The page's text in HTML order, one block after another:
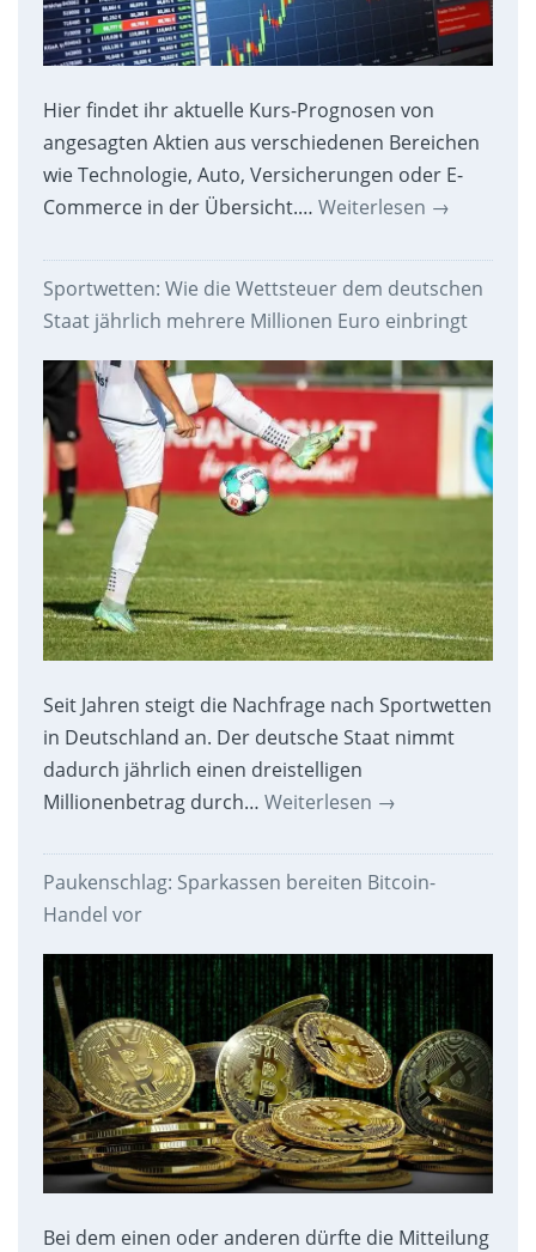
Hier findet ihr aktuelle Kurs-Prognosen von
angesagten Aktien aus verschiedenen Bereichen
wie Technologie, Auto, Versicherungen oder E-
Commerce in der Übersicht.… Weiterlesen →
Sportwetten: Wie die Wettsteuer dem deutschen
Staat jährlich mehrere Millionen Euro einbringt
Seit Jahren steigt die Nachfrage nach Sportwetten
in Deutschland an. Der deutsche Staat nimmt
dadurch jährlich einen dreistelligen
Millionenbetrag durch… Weiterlesen →
Paukenschlag: Sparkassen bereiten Bitcoin-
Handel vor
Bei dem einen oder anderen dürfte die Mitteilung